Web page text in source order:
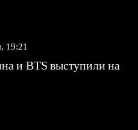
19:21
и BTS выступили на